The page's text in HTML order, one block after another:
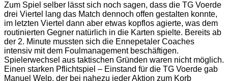
Zum Spiel selber lässt sich noch sagen, dass die TG Voerde
drei Viertel lang das Match dennoch offen gestalten konnte,
im letzten Viertel dann aber etwas kopflos agierte, was dem
routinierten Gegner natürlich in die Karten spielte. Bereits ab
der 2. Minute mussten sich die Ennepetaler Coaches
intensiv mit dem Foulmanagement beschäftigen.
Spielerwechsel aus taktischen Gründen waren nicht möglich.
Einen starken Pflichtspiel – Einstand für die TG Voerde gab
Manuel Welp, der bei nahezu jeder Aktion zum Korb